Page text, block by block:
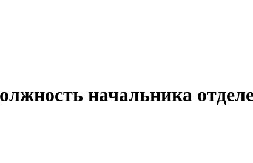
начальника